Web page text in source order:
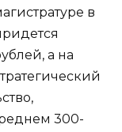
в
а на
300-